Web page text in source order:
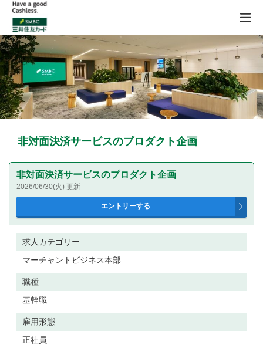
非対面決済サービスのプロダクト企画
非対面決済サービスのプロダクト企画
2026/06/30(火) 更新
求人カテゴリー
マーチャントビジネス本部
職種
基幹職
雇用形態
正社員